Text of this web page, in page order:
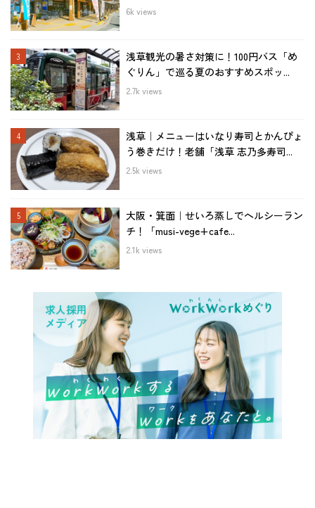
6k views
浅草観光の暑さ対策に！100円バス「め
ぐりん」で巡る夏のおすすめスポッ...
2.7k views
浅草｜メニューはいなり寿司とかんぴょ
う巻きだけ！老舗「浅草 志乃多寿司...
2.5k views
大阪・箕面｜せいろ蒸しでヘルシーラン
チ！「musi-vege+cafe...
2.1k views